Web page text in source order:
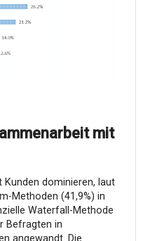
mit
dominieren, laut
Methoden (41,9%) in
Waterfall-Methode
Befragten in